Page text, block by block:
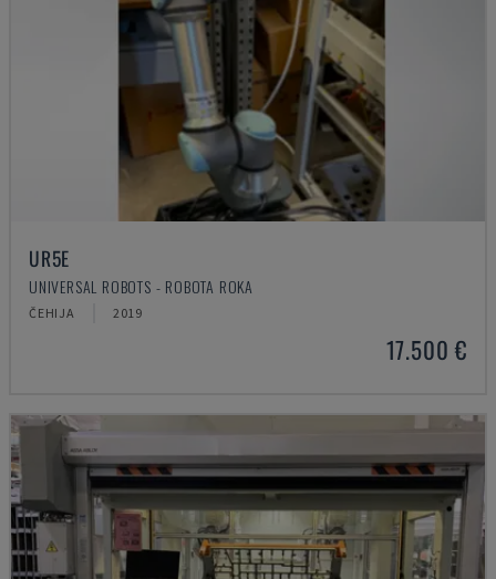
UR5E
UNIVERSAL ROBOTS - ROBOTA ROKA
ČEHIJA 2019
17.500 €